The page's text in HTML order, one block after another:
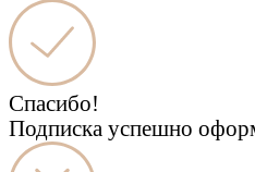
Спасибо!
Подписка успешно